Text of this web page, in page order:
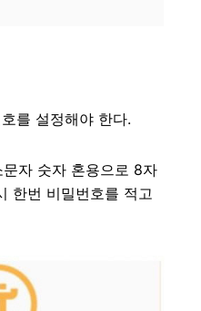
를 설정해야 한다.
자 숫자 혼용으로 8자
한번 비밀번호를 적고